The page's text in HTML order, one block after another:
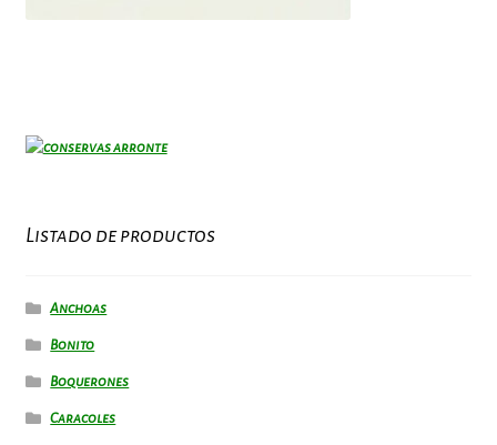
Listado de productos
Anchoas
Bonito
Boquerones
Caracoles